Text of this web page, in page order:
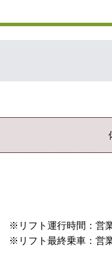
※リフト運行時間：営
※リフト最終乗車：営